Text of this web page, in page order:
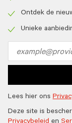
icon
icon
Ontdek de
Unieke
address
Lees hier ons
Deze site is